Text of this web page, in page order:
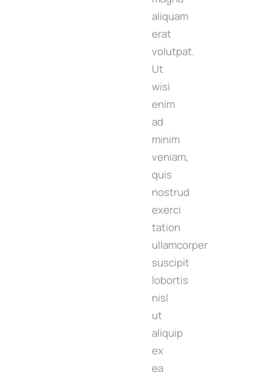
aliquam
erat
volutpat.
Ut
wisi
enim
ad
minim
veniam,
quis
nostrud
exerci
tation
ullamcorper
suscipit
lobortis
nisl
ut
aliquip
ex
ea